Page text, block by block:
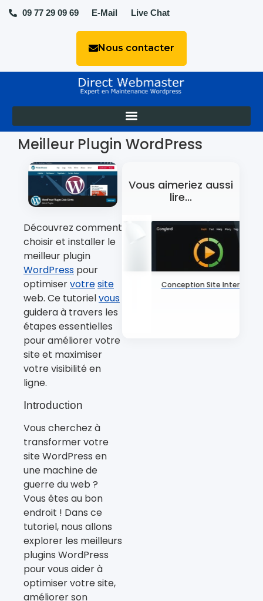
09 77 29 09 69 E-Mail Live Chat
Nous contacter
Meilleur Plugin WordPress
Découvrez comment
choisir et installer le
meilleur plugin
WordPress pour
optimiservotresite
web. Ce tutorielvous
guidera à travers les
étapes essentielles
pour améliorer votre
site et maximiser
votre visibilité en
ligne.
Introduction
Vous cherchez à
transformer votre
site WordPress en
une machine de
guerre du web ?
Vous êtes au bon
endroit ! Dans ce
tutoriel, nous allons
explorer les meilleurs
plugins WordPress
pour vous aider à
optimiser votre site,
améliorer son
Vous aimeriez aussi
lire...
Conception Site Internet